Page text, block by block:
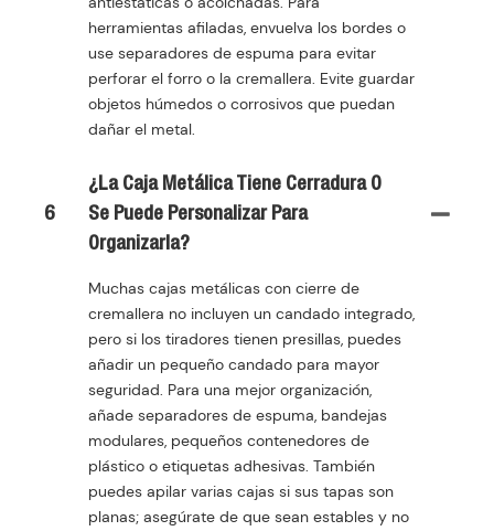
herramientas afiladas, envuelva los bordes o
use separadores de espuma para evitar
perforar el forro o la cremallera. Evite guardar
objetos húmedos o corrosivos que puedan
dañar el metal.
6
¿La Caja Metálica Tiene Cerradura O
Se Puede Personalizar Para
Organizarla?
Muchas cajas metálicas con cierre de
cremallera no incluyen un candado integrado,
pero si los tiradores tienen presillas, puedes
añadir un pequeño candado para mayor
seguridad. Para una mejor organización,
añade separadores de espuma, bandejas
modulares, pequeños contenedores de
plástico o etiquetas adhesivas. También
puedes apilar varias cajas si sus tapas son
planas; asegúrate de que sean estables y no